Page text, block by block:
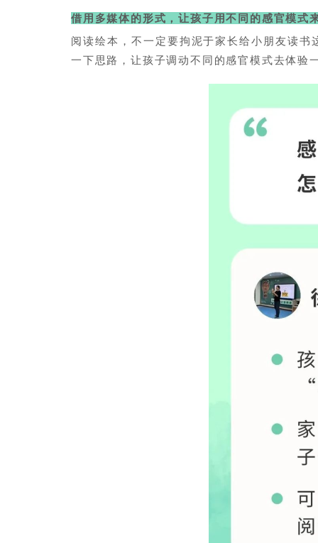
借用多媒体的形式，让孩子用不同的感官模式
阅读绘本，不一定要拘泥于家长给小朋友读
一下思路，让孩子调动不同的感官模式去体验